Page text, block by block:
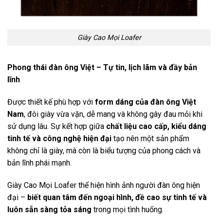
Giày Cao Mọi Loafer
Phong thái đàn ông Việt – Tự tin, lịch lãm và đầy bản
lĩnh
Được thiết kế phù hợp với form dáng của đàn ông Việt
Nam, đôi giày vừa vặn, dễ mang và không gây đau mỏi khi
sử dụng lâu. Sự kết hợp giữa chất liệu cao cấp, kiểu dáng
tinh tế và công nghệ hiện đại tạo nên một sản phẩm
không chỉ là giày, mà còn là biểu tượng của phong cách và
bản lĩnh phái mạnh.
Giày Cao Mọi Loafer thể hiện hình ảnh người đàn ông hiện
đại – biết quan tâm đến ngoại hình, đề cao sự tinh tế và
luôn sẵn sàng tỏa sáng trong mọi tình huống.